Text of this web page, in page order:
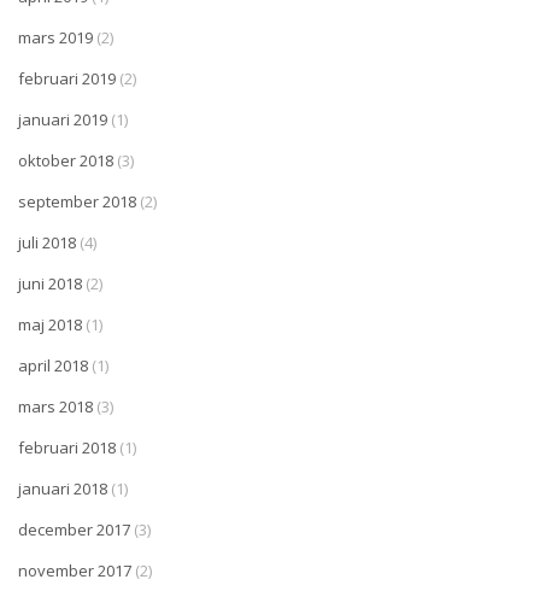
mars 2019 (2)
februari 2019 (2)
januari 2019 (1)
oktober 2018 (3)
september 2018 (2)
juli 2018 (4)
juni 2018 (2)
maj 2018 (1)
april 2018 (1)
mars 2018 (3)
februari 2018 (1)
januari 2018 (1)
december 2017 (3)
november 2017 (2)